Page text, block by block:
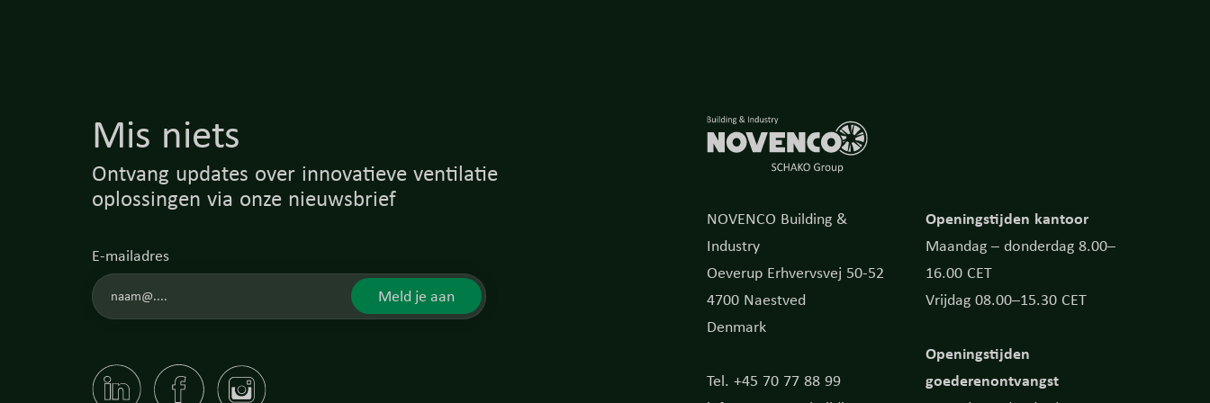
Mis niets
Ontvang updates over innovatieve ventilatie
oplossingen via onze nieuwsbrief
E-mailadres
Meld je aan
NOVENCO Building &
Industry
Oeverup Erhvervsvej 50-52
4700 Naestved
Denmark
Tel. +45 70 77 88 99
Openingstijden kantoor
Maandag – donderdag 8.00–
16.00 CET
Vrijdag 08.00–15.30 CET
Openingstijden
goederenontvangst